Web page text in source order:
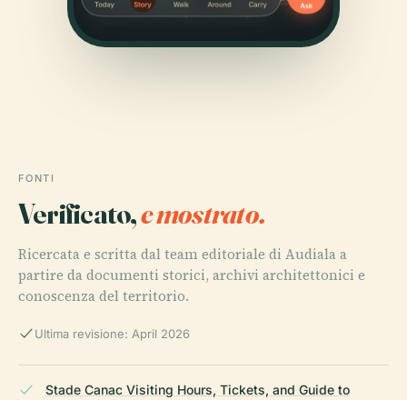
FONTI
Verificato,e mostrato.
Ricercata e scritta dal team editoriale di Audiala a
partire da documenti storici, archivi architettonici e
conoscenza del territorio.
Ultima revisione: April 2026
Stade Canac Visiting Hours, Tickets, and Guide to